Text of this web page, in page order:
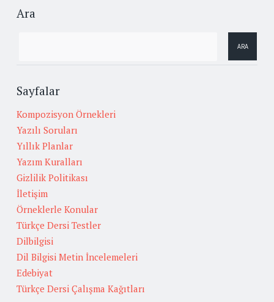
Ara
Sayfalar
Kompozisyon Örnekleri
Yazılı Soruları
Yıllık Planlar
Yazım Kuralları
Gizlilik Politikası
İletişim
Örneklerle Konular
Türkçe Dersi Testler
Dilbilgisi
Dil Bilgisi Metin İncelemeleri
Edebiyat
Türkçe Dersi Çalışma Kağıtları